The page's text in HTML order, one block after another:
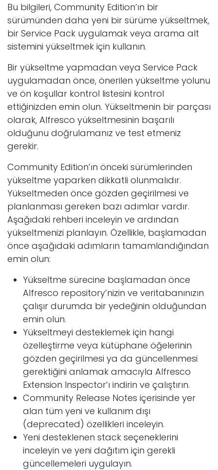
Bu bilgileri, Community Edition’ın bir
sürümünden daha yeni bir sürüme yükseltmek,
bir Service Pack uygulamak veya arama alt
sistemini yükseltmek için kullanın.
Bir yükseltme yapmadan veya Service Pack
uygulamadan önce, önerilen yükseltme yolunu
ve ön koşullar kontrol listesini kontrol
ettiğinizden emin olun. Yükseltmenin bir parçası
olarak, Alfresco yükseltmesinin başarılı
olduğunu doğrulamanız ve test etmeniz
gerekir.
Community Edition’ın önceki sürümlerinden
yükseltme yaparken dikkatli olunmalıdır.
Yükseltmeden önce gözden geçirilmesi ve
planlanması gereken bazı adımlar vardır.
Aşağıdaki rehberi inceleyin ve ardından
yükseltmenizi planlayın. Özellikle, başlamadan
önce aşağıdaki adımların tamamlandığından
emin olun:
Yükseltme sürecine başlamadan önce
Alfresco repository’nizin ve veritabanınızın
çalışır durumda bir yedeğinin olduğundan
emin olun.
Yükseltmeyi desteklemek için hangi
özelleştirme veya kütüphane öğelerinin
gözden geçirilmesi ya da güncellenmesi
gerektiğini anlamak amacıyla Alfresco
Extension Inspector’ı indirin ve çalıştırın.
Community Release Notes içerisinde yer
alan tüm yeni ve kullanım dışı
(deprecated) özellikleri inceleyin.
Yeni desteklenen stack seçeneklerini
inceleyin ve yeni dağıtım için gerekli
güncellemeleri uygulayın.